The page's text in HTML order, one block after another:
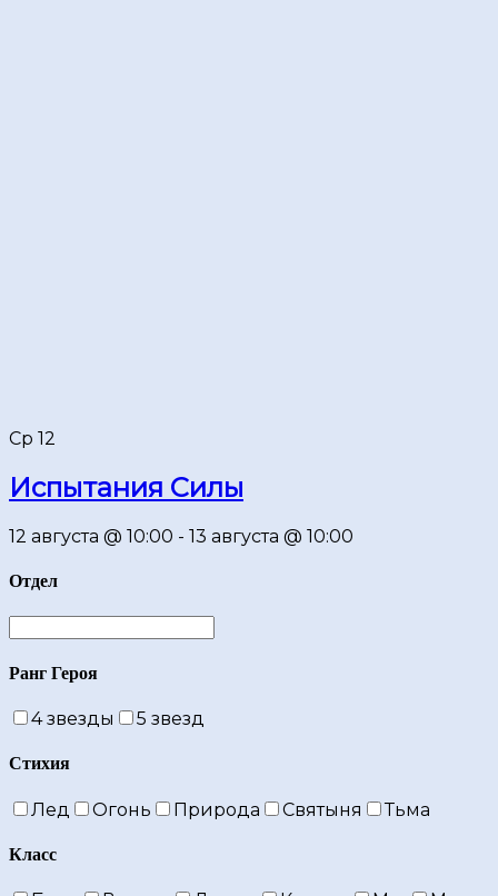
Ср 12
Испытания Силы
12 августа @ 10:00 - 13 августа @ 10:00
Отдел
Ранг Героя
4 звезды 5 звезд
Стихия
Лед Огонь Природа Святыня Тьма
Класс